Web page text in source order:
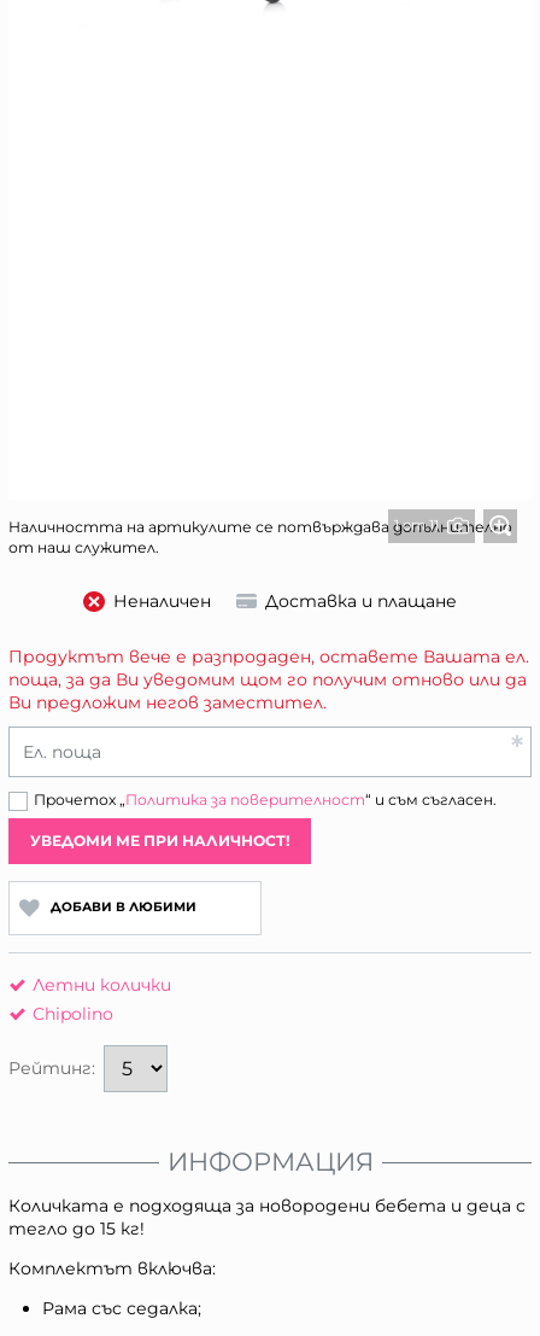
1 от 11
Наличността на артикулите се потвърждава допълнително
от наш служител.
Неналичен Доставка и плащане
Продуктът вече е разпродаден, оставете Вашата ел.
поща, за да Ви уведомим щом го получим отново или да
Ви предложим негов заместител.
Ел. поща
Прочетох „Политика за поверителност“ и съм съгласен.
УВЕДОМИ МЕ ПРИ НАЛИЧНОСТ!
ДОБАВИ В ЛЮБИМИ
Летни колички
Chipolino
Рейтинг:
ИНФОРМАЦИЯ
Количката е подходяща за новородени бебета и деца с
тегло до 15 кг!
Комплектът включва:
Рама със седалка;